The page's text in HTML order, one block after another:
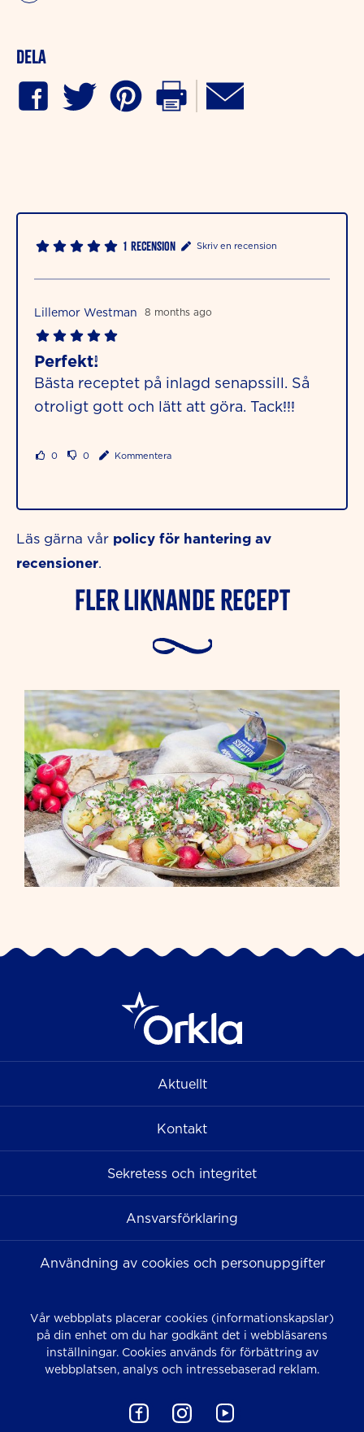
Dela
1 Recension Skriv en recension
Lillemor Westman 8 months ago
Perfekt!
Bästa receptet på inlagd senapssill. Så
otroligt gott och lätt att göra. Tack!!!
0 0 Kommentera
Läs gärna vår policy för hantering av
recensioner.
Fler liknande Recept
Aktuellt
Kontakt
Sekretess och integritet
Ansvarsförklaring
Användning av cookies och personuppgifter
Vår webbplats placerar cookies (informationskapslar)
på din enhet om du har godkänt det i webbläsarens
inställningar. Cookies används för förbättring av
webbplatsen, analys och intressebaserad reklam.